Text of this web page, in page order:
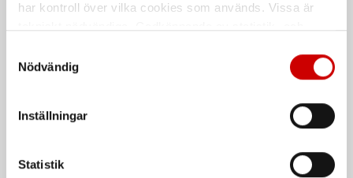
har kontroll över vilka cookies som används. Vissa är
länder utanför EU med olika dataskyddsnormer. Genom
att godkänna samtycker du till sådana överföringar. Läs
Nödvändig
Inställningar
Statistik